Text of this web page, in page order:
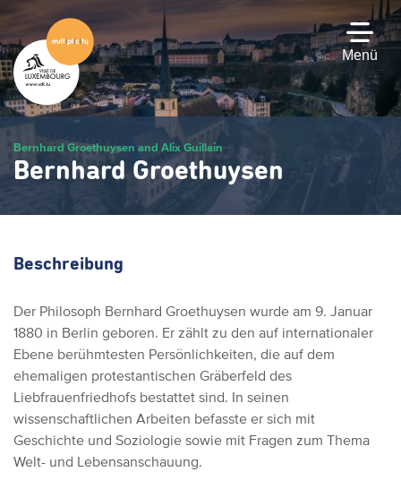
Hauptinhalt
gehen
Menü
Bernhard Groethuysen and Alix Guillain
Bernhard Groethuysen
Beschreibung
Der Philosoph Bernhard Groethuysen wurde am 9. Januar
1880 in Berlin geboren. Er zählt zu den auf internationaler
Ebene berühmtesten Persönlichkeiten, die auf dem
ehemaligen protestantischen Gräberfeld des
Liebfrauenfriedhofs bestattet sind. In seinen
wissenschaftlichen Arbeiten befasste er sich mit
Geschichte und Soziologie sowie mit Fragen zum Thema
Welt- und Lebensanschauung.